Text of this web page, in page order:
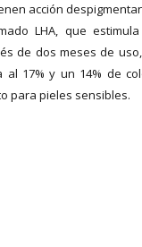
acción
LHA, que
de dos meses de
al 17% y un 14% de
para pieles sensibles.